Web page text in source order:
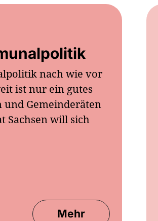
nach wie vor
ist nur ein gutes
und Gemeinderäten
Sachsen will sich
Mehr